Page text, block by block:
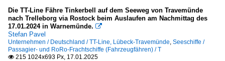
Die TT-Line Fähre Tinkerbell auf dem Seeweg von Travemünde
nach Trelleborg via Rostock beim Auslaufen am Nachmittag des
17.01.2024 in Warnemünde. 
Stefan Pavel
Unternehmen / Deutschland / TT-Line, Lübeck-Travemünde, Seeschiffe /
Passagier- und RoRo-Frachtschiffe (Fahrzeugfähren) / T
 215 1024x693 Px, 17.01.2025